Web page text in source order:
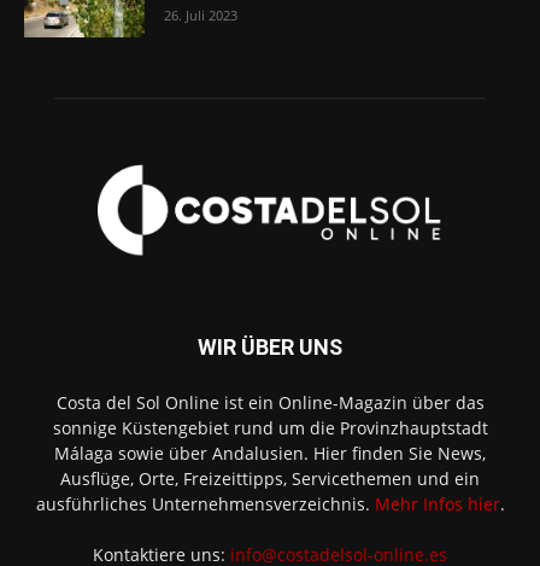
26. Juli 2023
WIR ÜBER UNS
Costa del Sol Online ist ein Online-Magazin über das
sonnige Küstengebiet rund um die Provinzhauptstadt
Málaga sowie über Andalusien. Hier finden Sie News,
Ausflüge, Orte, Freizeittipps, Servicethemen und ein
ausführliches Unternehmensverzeichnis. Mehr Infos hier.
Kontaktiere uns: info@costadelsol-online.es